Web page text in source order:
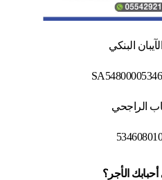
البنكي
الراجحي
الأجر؟